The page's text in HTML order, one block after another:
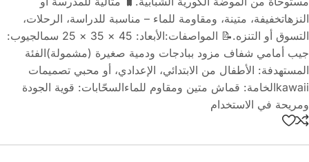
النزهاتخفيفة، متينة، ومقاومة للماء – مناسبة للدراسة، الرحلات،
التسوق أو التنزه.📝 المواصفات:الأبعاد: 45 × 35 × 25 سمالجيوب:
جيب أمامي شفاف مزود ببادجات ودمية صغيرة (مشمولة)الفئة
المستهدفة: الأطفال من الابتدائي، الإعدادي، أو محبي تصميمات
kawaiiالخامة: قماش متين ومقاوم للماءالسحّابات: قوية الجودة
ومريحة في الاستخدام